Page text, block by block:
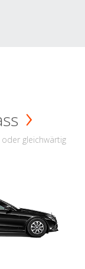
gleichwärtig